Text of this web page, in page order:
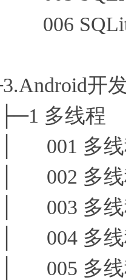
006
开
多线程
│ 001 多线
│ 002 多线
│ 003 多线
│ 004 多线
│ 005 多线